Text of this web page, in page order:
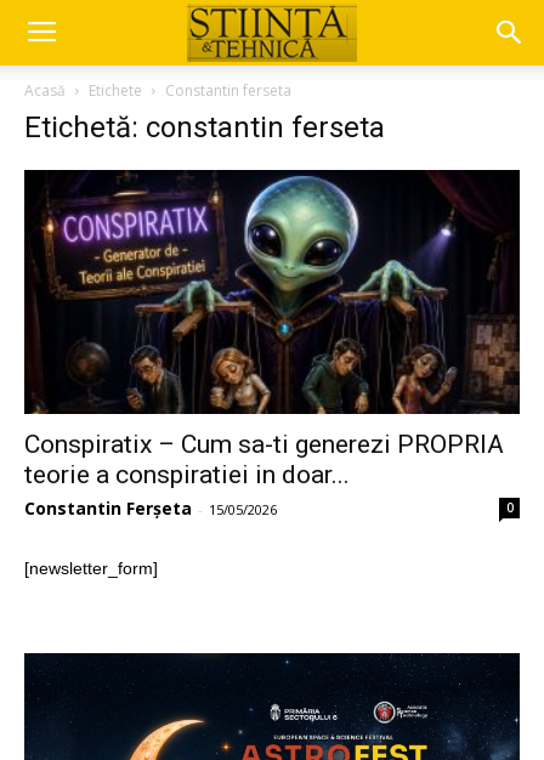
Acasă Etichete Constantin ferseta
Etichetă: constantin ferseta
Conspiratix – Cum sa-ti generezi PROPRIA
teorie a conspiratiei in doar...
Constantin Ferșeta - 15/05/2026 0
[newsletter_form]